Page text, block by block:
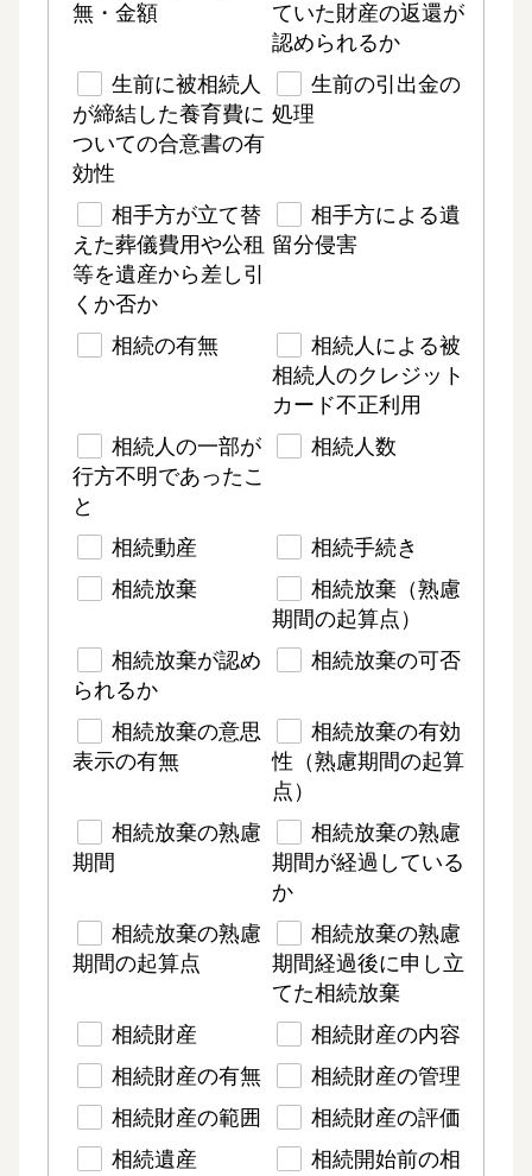
無・金額
ていた財産の返還が
認められるか
生前に被相続人
が締結した養育費に
ついての合意書の有
効性
生前の引出金の
処理
相手方が立て替
えた葬儀費用や公租
等を遺産から差し引
くか否か
相手方による遺
留分侵害
相続の有無
相続人による被
相続人のクレジット
カード不正利用
相続人の一部が
行方不明であったこ
と
相続人数
相続動産
相続手続き
相続放棄
相続放棄（熟慮
期間の起算点）
相続放棄が認め
られるか
相続放棄の可否
相続放棄の意思
表示の有無
相続放棄の有効
性（熟慮期間の起算
点）
相続放棄の熟慮
期間
相続放棄の熟慮
期間が経過している
か
相続放棄の熟慮
期間の起算点
相続放棄の熟慮
期間経過後に申し立
てた相続放棄
相続財産
相続財産の内容
相続財産の有無
相続財産の管理
相続財産の範囲
相続財産の評価
相続遺産
相続開始前の相